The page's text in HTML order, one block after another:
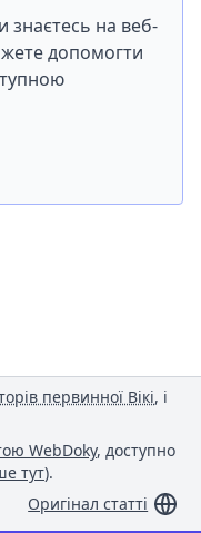
знаєтесь на веб-
допомогти
первинної Вікі, і
WebDoky, доступно
тут).
Оригінал статті